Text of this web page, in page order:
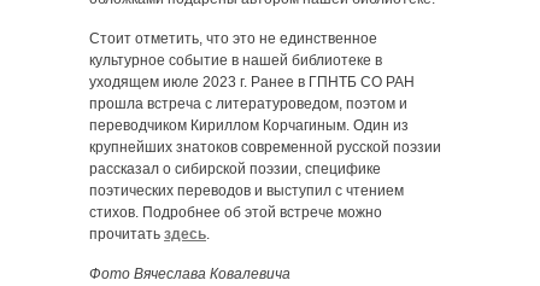
Стоит отметить, что это не единственное
культурное событие в нашей библиотеке в
уходящем июле 2023 г. Ранее в ГПНТБ СО РАН
прошла встреча с литературоведом, поэтом и
переводчиком Кириллом Корчагиным. Один из
крупнейших знатоков современной русской поэзии
рассказал о сибирской поэзии, специфике
поэтических переводов и выступил с чтением
стихов. Подробнее об этой встрече можно
прочитать здесь.
Фото Вячеслава Ковалевича